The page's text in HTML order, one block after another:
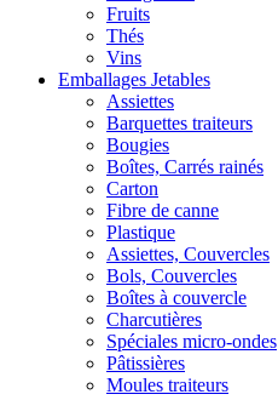
Fruits
Thés
Vins
Emballages Jetables
Assiettes
Barquettes traiteurs
Bougies
Boîtes, Carrés rainés
Carton
Fibre de canne
Plastique
Assiettes, Couvercles
Bols, Couvercles
Boîtes à couvercle
Charcutières
Spéciales micro-ondes
Pâtissières
Moules traiteurs